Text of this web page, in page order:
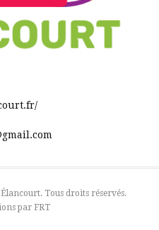
Tous droits réservés.
par FRT